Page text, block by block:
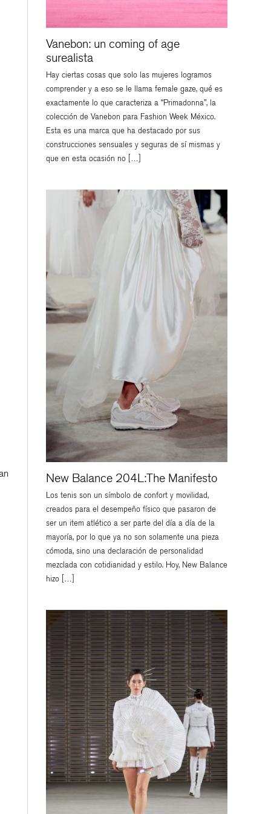
ESTILO DE VIDA
Vanebon: un coming of age
surealista
Hay ciertas cosas que solo las mujeres logramos
comprender y a eso se le llama female gaze, qué es
exactamente lo que caracteriza a “Primadonna”, la
colección de Vanebon para Fashion Week México.
Esta es una marca que ha destacado por sus
construcciones sensuales y seguras de sí mismas y
que en esta ocasión no […]
New Balance 204L:The Manifesto
Los tenis son un símbolo de confort y movilidad,
creados para el desempeño físico que pasaron de
ser un item atlético a ser parte del día a día de la
mayoría, por lo que ya no son solamente una pieza
cómoda, sino una declaración de personalidad
mezclada con cotidianidad y estilo. Hoy, New Balance
hizo […]